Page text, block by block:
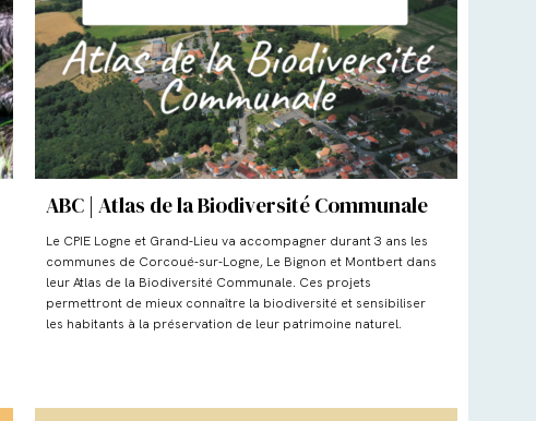
ABC | Atlas de la Biodiversité Communale
Le CPIE Logne et Grand-Lieu va accompagner durant 3 ans les
communes de Corcoué-sur-Logne, Le Bignon et Montbert dans
leur Atlas de la Biodiversité Communale. Ces projets
permettront de mieux connaître la biodiversité et sensibiliser
les habitants à la préservation de leur patrimoine naturel.